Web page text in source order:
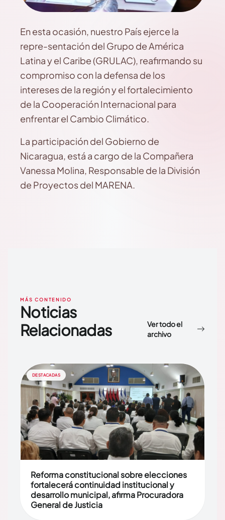
En esta ocasión, nuestro País ejerce la
repre-sentación del Grupo de América
Latina y el Caribe (GRULAC), reafirmando su
compromiso con la defensa de los
intereses de la región y el fortalecimiento
de la Cooperación Internacional para
enfrentar el Cambio Climático.
La participación del Gobierno de
Nicaragua, está a cargo de la Compañera
Vanessa Molina, Responsable de la División
de Proyectos del MARENA.
MÁS CONTENIDO
Noticias
Relacionadas
Ver todo el
archivo
DESTACADAS
Reforma constitucional sobre elecciones
fortalecerá continuidad institucional y
desarrollo municipal, afirma Procuradora
General de Justicia